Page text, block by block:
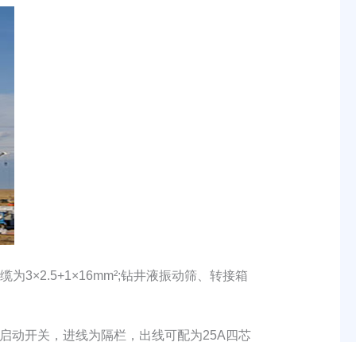
为3×2.5+1×16mm²;钻井液振动筛、转接箱
动开关，进线为隔栏，出线可配为25A四芯